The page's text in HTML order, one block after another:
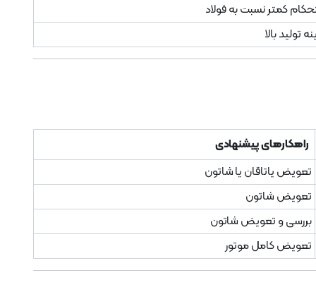
کمتر نسبت به فولاد
تولید بالا
راهکارهای پیشنهادی
تعویض یاتاقان یا شاتون
تعویض شاتون
بررسی و تعویض شاتون
تعویض کامل موتور